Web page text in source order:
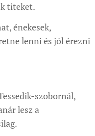
titeket.
énekesek,
lenni és jól érezni
szobornál,
lesz a